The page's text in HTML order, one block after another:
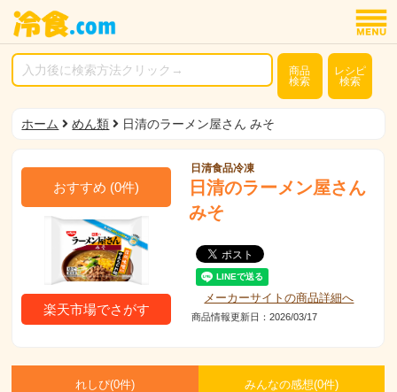
商品
検索
レシピ
検索
ホーム めん類 日清のラーメン屋さん みそ
おすすめ (0件)
楽天市場でさがす
日清食品冷凍
日清のラーメン屋さん
みそ
メーカーサイトの商品詳細へ
商品情報更新日：2026/03/17
れしぴ(0件) みんなの感想(0件)